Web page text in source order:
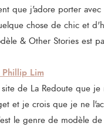
que j'adore porter avec
chose de chic et
& Other Stories est
Lim
de La Redoute que
et je crois que je ne
le genre de modèle